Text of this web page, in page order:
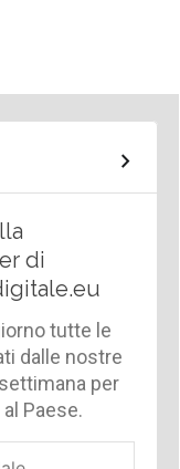
di
tutte le
dalle nostre
per
Paese.